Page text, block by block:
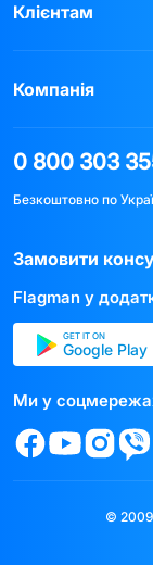
Клієнтам
Компанія
0 800 303
Безкоштовно по
Замовити
Flagman у
GET IT ON
Google Play
Ми у
©